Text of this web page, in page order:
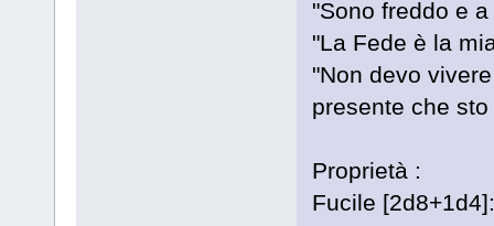
"Sono freddo e
"La Fede è la
"Non devo
presente che
Proprietà :
Fucile